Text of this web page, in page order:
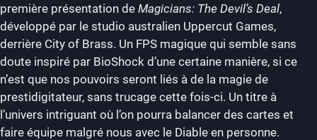
première présentation de Magicians: The Devil’s Deal,
développé par le studio australien Uppercut Games,
derrière City of Brass. Un FPS magique qui semble sans
doute inspiré par BioShock d’une certaine manière, si ce
n’est que nos pouvoirs seront liés à de la magie de
prestidigitateur, sans trucage cette fois-ci. Un titre à
l’univers intriguant où l’on pourra balancer des cartes et
faire équipe malgré nous avec le Diable en personne.